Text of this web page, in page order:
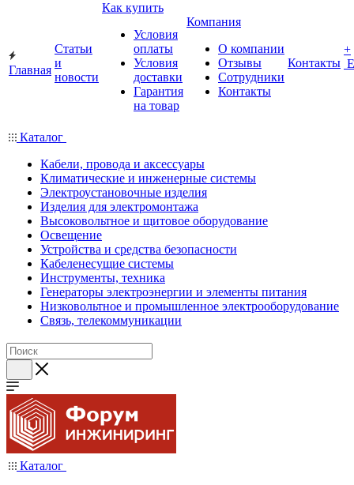
Главная
Статьи
и
новости
Как купить
Условия
оплаты
Условия
доставки
Гарантия
на товар
Компания
О компании
Отзывы
Сотрудники
Контакты
Контакты
+
Каталог
Кабели, провода и аксессуары
Климатические и инженерные системы
Электроустановочные изделия
Изделия для электромонтажа
Высоковольтное и щитовое оборудование
Освещение
Устройства и средства безопасности
Кабеленесущие системы
Инструменты, техника
Генераторы электроэнергии и элементы питания
Низковольтное и промышленное электрооборудование
Связь, телекоммуникации
Каталог